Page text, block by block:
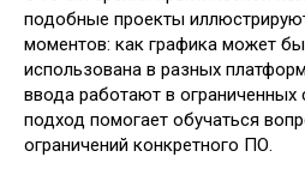
подобные проекты
моментов: как графика может
использована в разных
ввода работают в ограниченных
подход помогает обучаться
ограничений конкретного ПО.